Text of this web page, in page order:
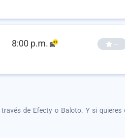
8:00 p.m. --
de Efecty o Baloto. Y si